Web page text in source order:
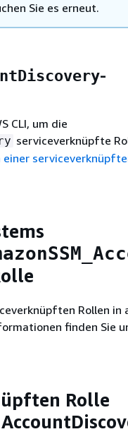
Sie es erneut.
-
CLI, um die
serviceverknüpfte
einer
Rollen in
finden Sie
Rolle